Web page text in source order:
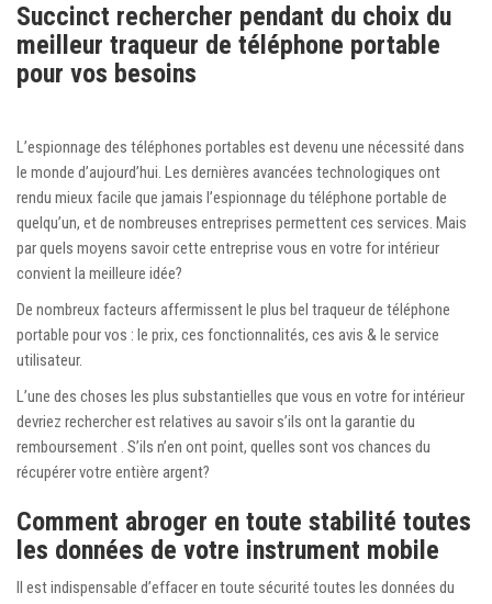
Succinct rechercher pendant du choix du
meilleur traqueur de téléphone portable
pour vos besoins
L’espionnage des téléphones portables est devenu une nécessité dans
le monde d’aujourd’hui. Les dernières avancées technologiques ont
rendu mieux facile que jamais l’espionnage du téléphone portable de
quelqu’un, et de nombreuses entreprises permettent ces services. Mais
par quels moyens savoir cette entreprise vous en votre for intérieur
convient la meilleure idée?
De nombreux facteurs affermissent le plus bel traqueur de téléphone
portable pour vos : le prix, ces fonctionnalités, ces avis & le service
utilisateur.
L’une des choses les plus substantielles que vous en votre for intérieur
devriez rechercher est relatives au savoir s’ils ont la garantie du
remboursement . S’ils n’en ont point, quelles sont vos chances du
récupérer votre entière argent?
Comment abroger en toute stabilité toutes
les données de votre instrument mobile
Il est indispensable d’effacer en toute sécurité toutes les données du